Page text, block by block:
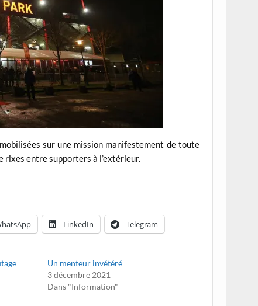
sur une mission manifestement de toute
rixes entre supporters à l’extérieur.
LinkedIn Telegram
Un menteur invétéré
3 décembre 2021
Dans "Information"